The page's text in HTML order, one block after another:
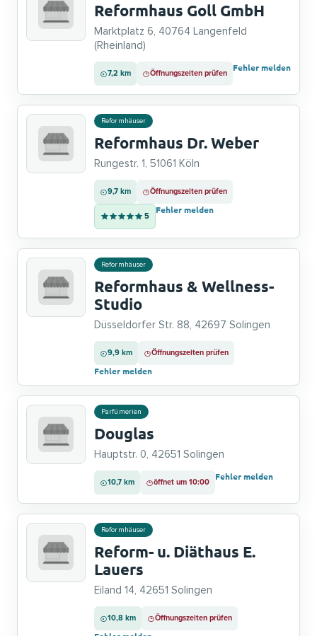
Reformhaus Goll GmbH
Marktplatz 6, 40764 Langenfeld
(Rheinland)
7,2 km Öffnungszeiten prüfen
Fehler melden
Reformhäuser
Reformhaus Dr. Weber
Rungestr. 1, 51061 Köln
9,7 km Öffnungszeiten prüfen
5
Fehler melden
Reformhäuser
Reformhaus & Wellness-
Studio
Düsseldorfer Str. 88, 42697 Solingen
9,9 km Öffnungszeiten prüfen
Fehler melden
Parfümerien
Douglas
Hauptstr. 0, 42651 Solingen
10,7 km öffnet um 10:00
Fehler melden
Reformhäuser
Reform- u. Diäthaus E.
Lauers
Eiland 14, 42651 Solingen
10,8 km Öffnungszeiten prüfen